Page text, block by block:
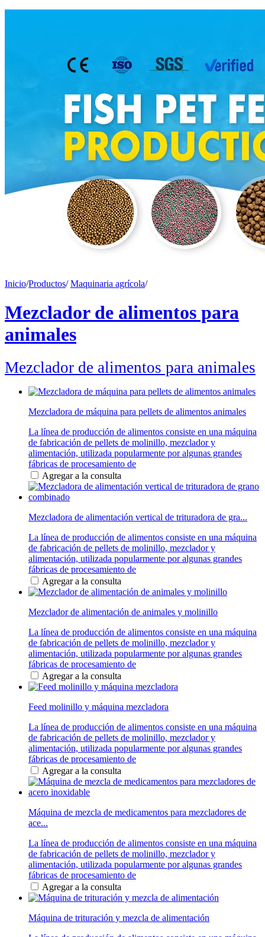
Inicio/Productos/ Maquinaria agrícola/
Mezclador de alimentos para
animales
Mezclador de alimentos para animales
Mezcladora de máquina para pellets de alimentos animales
La línea de producción de alimentos consiste en una máquina
de fabricación de pellets de molinillo, mezclador y
alimentación, utilizada popularmente por algunas grandes
fábricas de procesamiento de
Agregar a la consulta
Mezcladora de alimentación vertical de trituradora de gra...
La línea de producción de alimentos consiste en una máquina
de fabricación de pellets de molinillo, mezclador y
alimentación, utilizada popularmente por algunas grandes
fábricas de procesamiento de
Agregar a la consulta
Mezclador de alimentación de animales y molinillo
La línea de producción de alimentos consiste en una máquina
de fabricación de pellets de molinillo, mezclador y
alimentación, utilizada popularmente por algunas grandes
fábricas de procesamiento de
Agregar a la consulta
Feed molinillo y máquina mezcladora
La línea de producción de alimentos consiste en una máquina
de fabricación de pellets de molinillo, mezclador y
alimentación, utilizada popularmente por algunas grandes
fábricas de procesamiento de
Agregar a la consulta
Máquina de mezcla de medicamentos para mezcladores de
ace...
La línea de producción de alimentos consiste en una máquina
de fabricación de pellets de molinillo, mezclador y
alimentación, utilizada popularmente por algunas grandes
fábricas de procesamiento de
Agregar a la consulta
Máquina de trituración y mezcla de alimentación